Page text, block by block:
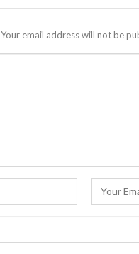
Your email address will not be